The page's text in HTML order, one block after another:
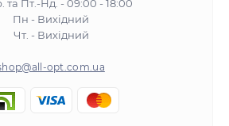
та Пт.-Нд. - 09:00 - 18:00
Пн - Вихідний
Чт. - Вихідний
opt.com.ua